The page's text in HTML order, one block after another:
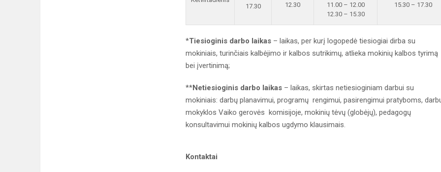
17.30
12.30
11.00 – 12.00
12.30 – 15.30
15.30 – 17.30
*Tiesioginis darbo laikas – laikas, per kurį logopedė tiesiogiai dirba su
mokiniais, turinčiais kalbėjimo ir kalbos sutrikimų, atlieka mokinių kalbos tyrimą
bei įvertinimą;
**Netiesioginis darbo laikas – laikas, skirtas netiesioginiam darbui su
mokiniais: darbų planavimui, programų rengimui, pasirengimui pratyboms,
mokyklos Vaiko gerovės komisijoje, mokinių tėvų (globėjų), pedagogų
konsultavimui mokinių kalbos ugdymo klausimais.
Kontaktai